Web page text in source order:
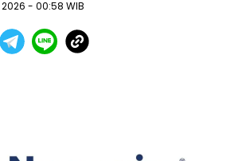
- 00:58 WIB